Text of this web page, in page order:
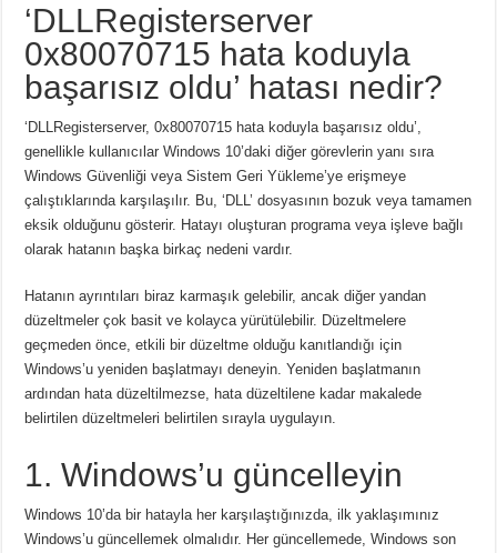
‘DLLRegisterserver
0x80070715 hata koduyla
başarısız oldu’ hatası nedir?
‘DLLRegisterserver, 0x80070715 hata koduyla başarısız oldu’,
genellikle kullanıcılar Windows 10’daki diğer görevlerin yanı sıra
Windows Güvenliği veya Sistem Geri Yükleme’ye erişmeye
çalıştıklarında karşılaşılır. Bu, ‘DLL’ dosyasının bozuk veya tamamen
eksik olduğunu gösterir. Hatayı oluşturan programa veya işleve bağlı
olarak hatanın başka birkaç nedeni vardır.
Hatanın ayrıntıları biraz karmaşık gelebilir, ancak diğer yandan
düzeltmeler çok basit ve kolayca yürütülebilir. Düzeltmelere
geçmeden önce, etkili bir düzeltme olduğu kanıtlandığı için
Windows’u yeniden başlatmayı deneyin. Yeniden başlatmanın
ardından hata düzeltilmezse, hata düzeltilene kadar makalede
belirtilen düzeltmeleri belirtilen sırayla uygulayın.
1. Windows’u güncelleyin
Windows 10’da bir hatayla her karşılaştığınızda, ilk yaklaşımınız
Windows’u güncellemek olmalıdır. Her güncellemede, Windows son